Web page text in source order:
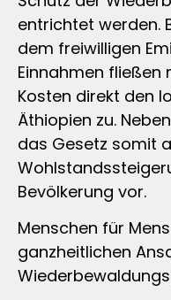
entrichtet werden.
dem freiwilligen
Einnahmen fließen
Kosten direkt den
Äthiopien zu.
das Gesetz somit
Bevölkerung vor.
Menschen für
ganzheitlichen